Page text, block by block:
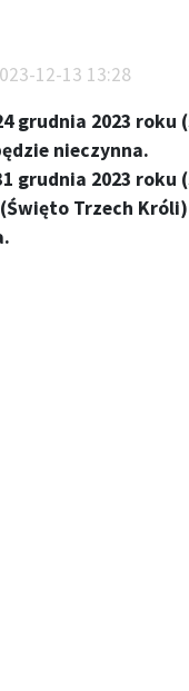
12-13 13:28
grudnia 2023
nieczynna.
grudnia 2023
Trzech